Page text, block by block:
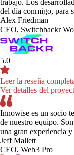
5. ¿Desea personalizar
Sí
6. ¿Utiliza actualmente
No
8. ¿Necesita dar
Sí
No
9. ¿Qué frameworks de
Vue
Angular
12. ¿Qué proveedor(es)
AWS
GCP
Otros / Ninguno
13. ¿Utiliza
No
16. ¿Cuál es su
Comercio de
Adobe
Shopify
<$10M
$10M–$50M
$50M–$200M
$200M+
20. ¿Cómo sería el
Innovación más
Mejor UX
trabajo. Los
del día conmigo, para
Alex Friedman
CEO, Switchbackr
5.0
Leer la reseña
Ver detalles del
Innowise es un socio
de nuestro equipo.
una gran experiencia
Jeff Mallett
CEO, Web3 Pro